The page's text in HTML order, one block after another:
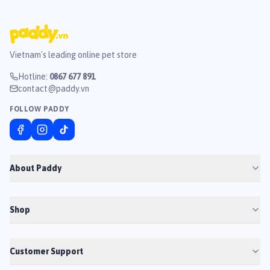
Vietnam's leading online pet store
Hotline: 0867 677 891
contact@paddy.vn
FOLLOW PADDY
About Paddy
Shop
Customer Support